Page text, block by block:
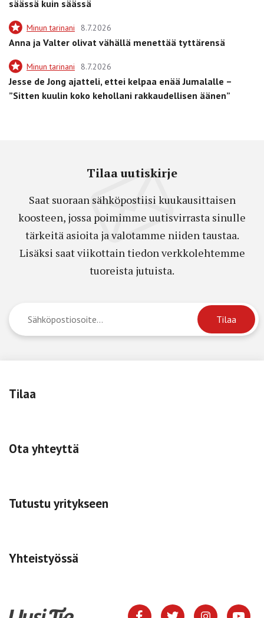
säässä kuin säässä
Minun tarinani 8.7.2026
Anna ja Valter olivat vähällä menettää tyttärensä
Minun tarinani 8.7.2026
Jesse de Jong ajatteli, ettei kelpaa enää Jumalalle –
”Sitten kuulin koko kehollani rakkaudellisen äänen”
Tilaa uutiskirje
Saat suoraan sähköpostiisi kuukausittaisen
koosteen, jossa poimimme uutisvirrasta sinulle
tärkeitä asioita ja valotamme niiden taustaa.
Lisäksi saat viikottain tiedon verkkolehtemme
tuoreista jutuista.
Tilaa
Ota yhteyttä
Tutustu yritykseen
Yhteistyössä